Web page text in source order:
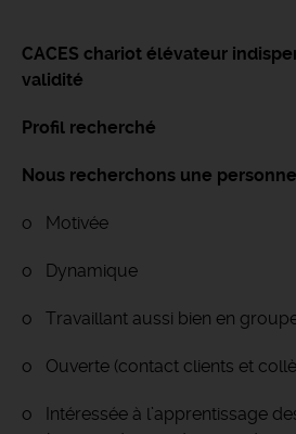
CACES chariot élévateur
validité
Profil recherché
Nous recherchons une
o Motivée
o Dynamique
o Travaillant aussi bien en
o Ouverte (contact clients et
o Intéressée à l’apprentissage